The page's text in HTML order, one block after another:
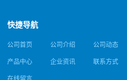
快捷导航
公司首页 公司介绍 公司动态
产品中心 企业资讯 联系方式
在线留言